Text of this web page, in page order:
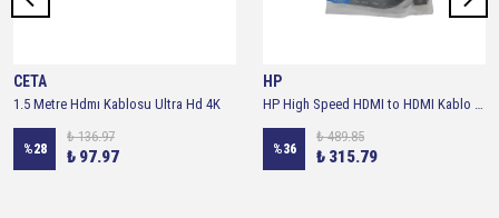
CETA
1.5 Metre Hdmı Kablosu Ultra Hd 4K
%28
₺ 136.97
₺ 97.97
HP
HP High Speed HDMI to HDMI Kablo High Speed 1.5 Metre
%36
₺ 489.85
₺ 315.79